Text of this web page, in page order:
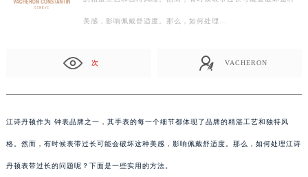
美感，影响佩戴舒适度。那么，如何处理…
次 VACHERON
江诗丹顿作为 钟表品牌之一，其手表的每一个细节都体现了品牌的精湛工艺和独特风
格。然而，有时候表带过长可能会破坏这种美感，影响佩戴舒适度。那么，如何处理江诗
丹顿表带过长的问题呢？下面是一些实用的方法。